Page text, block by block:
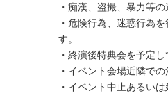
・痴漢、盗撮、暴力等
・危険行為、迷惑行為
す。
・終演後特典会を予定
・イベント会場近隣で
・イベント中止あるい